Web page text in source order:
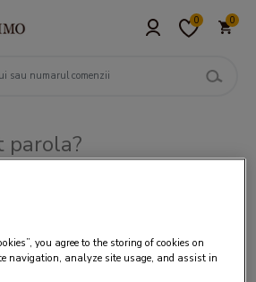
0 0
you agree to the storing of cookies on
navigation, analyze site usage, and assist in